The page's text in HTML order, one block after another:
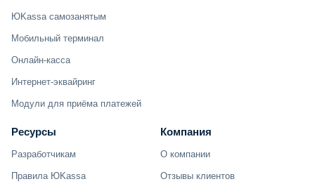
ЮKassa самозанятым
Мобильный терминал
Онлайн-касса
Интернет-эквайринг
Модули для приёма платежей
Ресурсы
Разработчикам
Правила ЮKassa
Компания
О компании
Отзывы клиентов